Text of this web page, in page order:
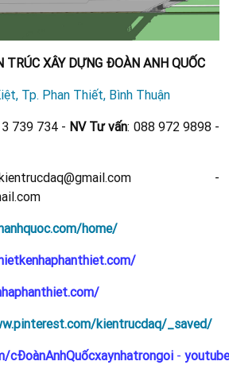
TRÚC XÂY DỰNG ĐOÀN ANH QUỐC
Tp. Phan Thiết, Bình Thuận
739 734 - NV Tư vấn: 088 972 9898 -
-
home/
kientrucdaq/_saved/
cĐoànAnhQuốcxaynhatrongoi -